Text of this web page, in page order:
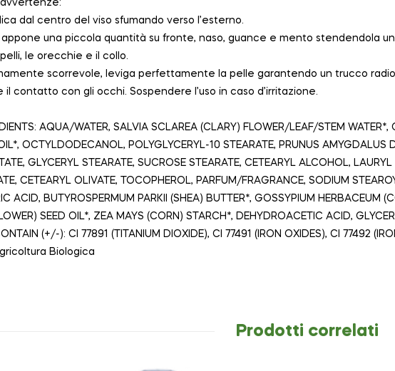
dal centro del viso sfumando verso l’esterno.
una piccola quantità su fronte, naso, guance e mento stendendola
le orecchie e il collo.
scorrevole, leviga perfettamente la pelle garantendo un trucco
il contatto con gli occhi. Sospendere l’uso in caso d’irritazione.
AQUA/WATER, SALVIA SCLAREA (CLARY) FLOWER/LEAF/STEM
OCTYLDODECANOL, POLYGLYCERYL-10 STEARATE, PRUNUS AMYGDALUS
GLYCERYL STEARATE, SUCROSE STEARATE, CETEARYL ALCOHOL,
CETEARYL OLIVATE, TOCOPHEROL, PARFUM/FRAGRANCE, SODIUM
ACID, BUTYROSPERMUM PARKII (SHEA) BUTTER*, GOSSYPIUM HERBACEUM
SEED OIL*, ZEA MAYS (CORN) STARCH*, DEHYDROACETIC ACID,
(+/-): CI 77891 (TITANIUM DIOXIDE), CI 77491 (IRON OXIDES), CI 77492
Biologica
Prodotti correlati